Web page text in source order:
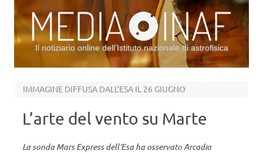
Il notiziario online dell’Istituto nazionale di astrofisica
IMMAGINE DIFFUSA DALL’ESA IL 26 GIUGNO
L’arte del vento su Marte
La sonda Mars Express dell’Esa ha osservato Arcadia